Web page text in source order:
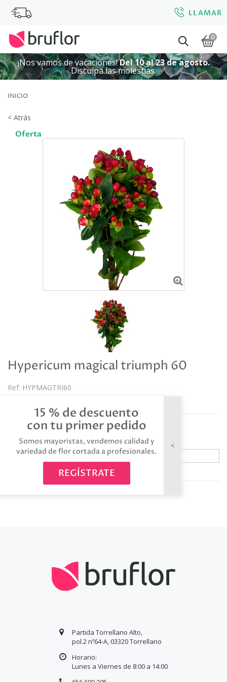
15 % de descuento
con tu primer pedido
Somos mayoristas, vendemos calidad y
variedad de flor cortada a profesionales.
REGÍSTRATE
LLAMAR
0
¡Nos vamos de vacaciones!Del 10 al 23 de agosto.
Disculpa las molestias.
INICIO
< Atrás
Oferta
Hypericum magical triumph 60
Ref: HYPMAGTRI60
Descripción
Referencia: HYPMAGTRI60
Avísame cuando esté disponible
Partida Torrellano Alto,
pol.2 nº64-A, 03320 Torrellano
Horario:
Lunes a Viernes de 8:00 a 14:00